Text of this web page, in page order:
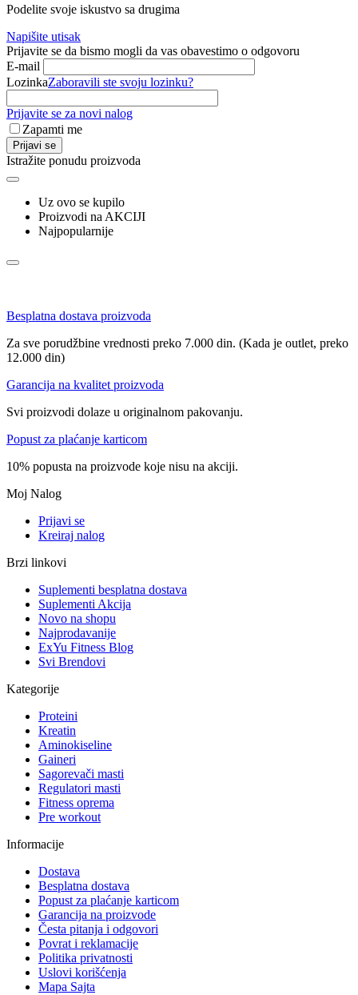
Podelite svoje iskustvo sa drugima
Napišite utisak
Prijavite se da bismo mogli da vas obavestimo o odgovoru
E-mail
LozinkaZaboravili ste svoju lozinku?
Prijavite se za novi nalog
Zapamti me
Prijavi se
Istražite ponudu proizvoda
Uz ovo se kupilo
Proizvodi na AKCIJI
Najpopularnije
Besplatna dostava proizvoda
Za sve porudžbine vrednosti preko 7.000 din. (Kada je outlet, preko
12.000 din)
Garancija na kvalitet proizvoda
Svi proizvodi dolaze u originalnom pakovanju.
Popust za plaćanje karticom
10% popusta na proizvode koje nisu na akciji.
Moj Nalog
Prijavi se
Kreiraj nalog
Brzi linkovi
Suplementi besplatna dostava
Suplementi Akcija
Novo na shopu
Najprodavanije
ExYu Fitness Blog
Svi Brendovi
Kategorije
Proteini
Kreatin
Aminokiseline
Gaineri
Sagorevači masti
Regulatori masti
Fitness oprema
Pre workout
Informacije
Dostava
Besplatna dostava
Popust za plaćanje karticom
Garancija na proizvode
Česta pitanja i odgovori
Povrat i reklamacije
Politika privatnosti
Uslovi korišćenja
Mapa Sajta